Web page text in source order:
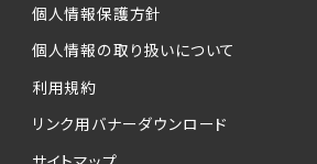
個人情報保護方針
個人情報の取り扱いについて
利用規約
リンク用バナーダウンロード